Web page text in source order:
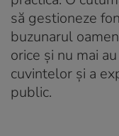
să gestioneze
buzunarul
orice şi nu mai
cuvintelor şi a
public.